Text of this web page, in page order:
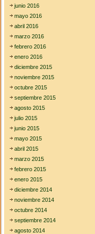
junio 2016
mayo 2016
abril 2016
marzo 2016
febrero 2016
enero 2016
diciembre 2015
noviembre 2015
octubre 2015
septiembre 2015
agosto 2015
julio 2015
junio 2015
mayo 2015
abril 2015
marzo 2015
febrero 2015
enero 2015
diciembre 2014
noviembre 2014
octubre 2014
septiembre 2014
agosto 2014